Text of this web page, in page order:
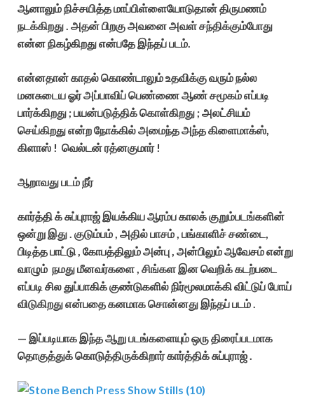
ஆனாலும் நிச்சயித்த மாப்பிள்ளையோடுதான் திருமணம்
நடக்கிறது . அதன் பிறகு அவனை அவள் சந்திக்கும்போது
என்ன நிகழ்கிறது என்பதே இந்தப் படம்.
என்னதான் காதல் கொண்டாலும் உதவிக்கு வரும் நல்ல
மனசுடைய ஓர் அப்பாவிப் பெண்ணை ஆண் சமூகம் எப்படி
பார்க்கிறது ; பயன்படுத்திக் கொள்கிறது ; அலட்சியம்
செய்கிறது என்ற நோக்கில் அமைந்த அந்த கிளைமாக்ஸ்,
கிளாஸ் ! வெல்டன் ரத்னகுமார் !
ஆறாவது படம் நீர்
கார்த்தி க் சுப்புராஜ் இயக்கிய ஆரம்ப காலக் குறும்படங்களின்
ஒன்று இது . குடும்பம் , அதில் பாசம் , பங்காளிச் சண்டை,
பிடித்த பாட்டு , கோபத்திலும் அன்பு , அன்பிலும் ஆவேசம் என்று
வாழும் நமது மீனவர்களை , சிங்கள இன வெறிக் கடற்படை
எப்படி சில துப்பாகிக் குண்டுகளில் நிர்மூலமாக்கி விட்டுப் போய்
விடுகிறது என்பதை கனமாக சொன்னது இந்தப் படம் .
— இப்படியாக இந்த ஆறு படங்களையும் ஒரு திரைப்படமாக
தொகுத்துக் கொடுத்திருக்கிறார் கார்த்திக் சுப்புராஜ் .